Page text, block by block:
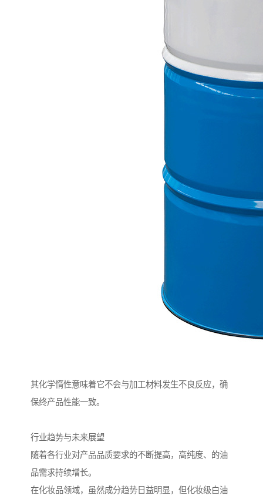
其化学惰性意味着它不会与加工材料发生不良反应，确
保终产品性能一致。
行业趋势与未来展望
随着各行业对产品品质要求的不断提高，高纯度、的油
品需求持续增长。
在化妆品领域，虽然成分趋势日益明显，但化妆级白油